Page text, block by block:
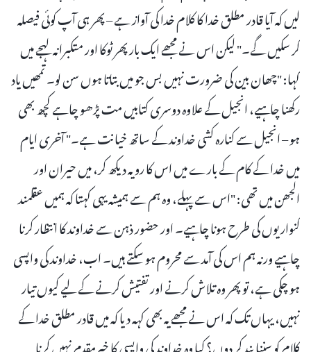
لیں کہ آیا قادر مطلق خدا کا کلام خدا کی آواز ہے – پھر ہی آپ کوئی فیصلہ
کر سکیں گے۔" لیکن اس نے مجھے ایک بار پھر ٹوکا اور متکبرانہ لہجے میں
کہا: "چھان بین کی ضرورت نہیں بس جو میں بتاتا ہوں سن لو۔ تمھیں یاد
رکھنا چاہیے، انجیل کے علاوہ دوسری کتابیں مت پڑھو چاہے کچھ بھی
ہو – انجیل سے کنارہ کشی خداوند کے ساتھ خیانت ہے۔" آخری ایام
میں خدا کے کام کے بارے میں اس کا رویہ دیکھ کر، میں حیران اور
الجھن میں تھی: "اس سے پہلے، وہ ہم سے ہمیشہ یہی کہتا کہ ہمیں عقلمند
کنواریوں کی طرح ہونا چاہیے۔ اور حضور ذہن سے خداوند کا انتظار کرنا
چاہیے ورنہ ہم اس کی آمد سے محروم ہو سکتے ہیں۔ اب، خداوند کی واپسی
ہو چکی ہے، تو پھر وہ تلاش کرنے اور تفتیش کرنے کے لیے کیوں تیار
نہیں، یہاں تک کہ اس نے مجھے یہ بھی کہہ دیا کہ میں قادر مطلق خدا کے
کلام کو سننا بند کر دوں؟ کیا وہ خداوند کی واپسی کا خیرمقدم نہیں کرنا